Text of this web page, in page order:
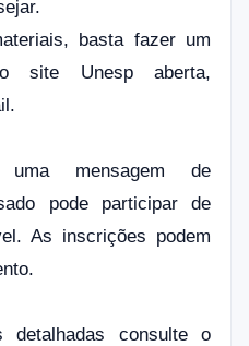
basta fazer um
site Unesp aberta,
mensagem de
pode participar de
As inscrições podem
detalhadas consulte o